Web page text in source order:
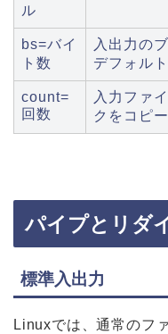
ル
bs=バイ
ト数
入出力の
デフォル
count=
回数
入力ファ
クをコピ
パイプとリダ
標準入出力
Linuxでは、通常のフ